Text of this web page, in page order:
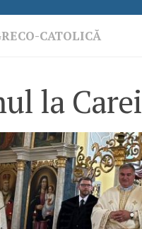
CATOLICĂ
la